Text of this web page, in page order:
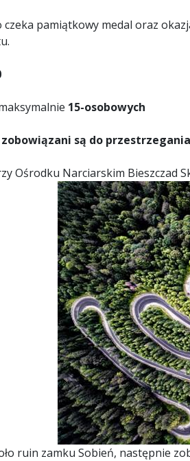
czeka pamiątkowy medal oraz
15-osobowych
są do
Ośrodku Narciarskim Bieszczad
ruin zamku Sobień, następnie